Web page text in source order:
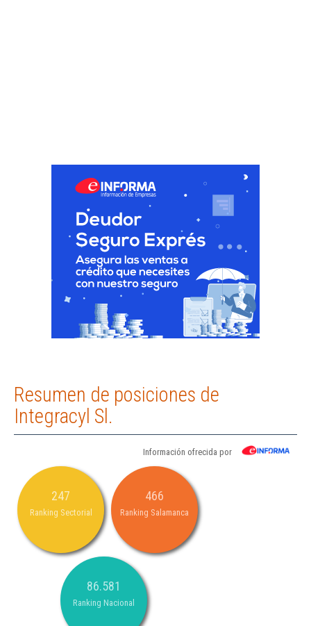
Resumen de posiciones de
Integracyl Sl.
Información ofrecida por
247
Ranking Sectorial
466
Ranking Salamanca
86.581
Ranking Nacional